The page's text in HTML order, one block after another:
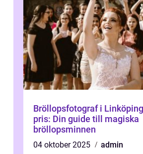
Bröllopsfotograf i
pris: Din guide till magiska
bröllopsminnen
04 oktober 2025
admin